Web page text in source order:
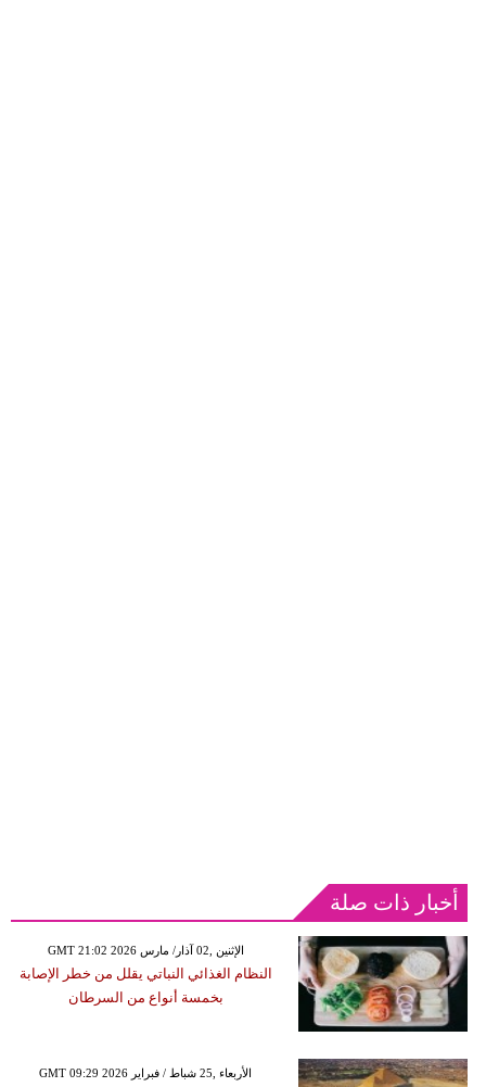
أخبار ذات صلة
GMT 21:02 2026 الإثنين ,02 آذار/ مارس
النظام الغذائي النباتي يقلل من خطر الإصابة
بخمسة أنواع من السرطان
GMT 09:29 2026 الأربعاء ,25 شباط / فبراير